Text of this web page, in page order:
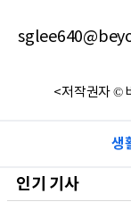
<저작권자 ©
생
인기 기사